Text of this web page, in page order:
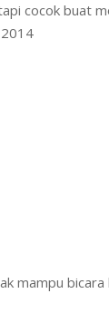
cocok buat
mampu